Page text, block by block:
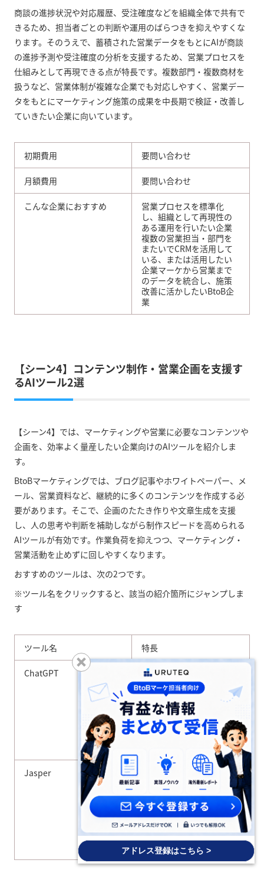
商談の進捗状況や対応履歴、受注確度などを組織全体で共有で
きるため、担当者ごとの判断や運用のばらつきを抑えやすくな
ります。そのうえで、蓄積された営業データをもとにAIが商談
の進捗予測や受注確度の分析を支援するため、営業プロセスを
仕組みとして再現できる点が特長です。複数部門・複数商材を
扱うなど、営業体制が複雑な企業でも対応しやすく、営業デー
タをもとにマーケティング施策の成果を中長期で検証・改善し
ていきたい企業に向いています。
初期費用 要問い合わせ
月額費用 要問い合わせ
こんな企業におすすめ
営業プロセスを標準化
し、組織として再現性の
ある運用を行いたい企業
複数の営業担当・部門を
またいでCRMを活用して
いる、または活用したい
企業マーケから営業まで
のデータを統合し、施策
改善に活かしたいBtoB企
業
【シーン4】コンテンツ制作・営業企画を支援す
るAIツール2選
【シーン4】では、マーケティングや営業に必要なコンテンツや
企画を、効率よく量産したい企業向けのAIツールを紹介しま
す。
BtoBマーケティングでは、ブログ記事やホワイトペーパー、メ
ール、営業資料など、継続的に多くのコンテンツを作成する必
要があります。そこで、企画のたたき作りや文章生成を支援
し、人の思考や判断を補助しながら制作スピードを高められる
AIツールが有効です。作業負荷を抑えつつ、マーケティング・
営業活動を止めずに回しやすくなります。
おすすめのツールは、次の2つです。
※ツール名をクリックすると、該当の紹介箇所にジャンプしま
す
ツール名 特長
ChatGPT
企画立案や文章生成を幅
広く支援できるコンテン
ツ構成案やメール文面、
営業資料のたたき作りに
使える思考や言語化の初
速を上げ、少人数でアウト
プット量を増やしたい企
Jasper
ブランドトーンやガイドラ
インを保った文章生成が
できるブログ記事や広告
文などを一定品質で量産
できる複数人でコンテン
ツ制作を行い、表現のば
らつきを抑えたい企業に
向く
アドレス登録はこちら >